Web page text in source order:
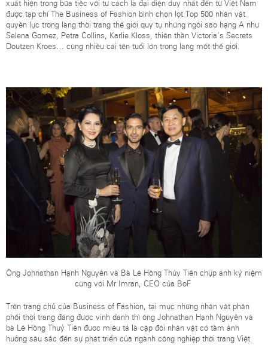
xuất hiện trong bữa tiệc với tư cách là đại diện duy nhất đến từ Việt Nam
được tạp chí The Business of Fashion bình chọn lọt Top 500 nhân vật
quyền lực trong làng thời trang thế giới quy tụ những ngôi sao hạng A như
Selena Gomez, Petra Collins, Karlie Kloss, thiên thần Victoria’s Secrets
Doutzen Kroes… cùng nhiều cái tên tuổi lớn trong làng mốt thế giới.
Ông Johnathan Hạnh Nguyễn và Bà Lê Hồng Thủy Tiên chụp ảnh kỷ niệm
cùng với Mr Imran, CEO của BoF
Trên trang chủ của Business of Fashion, tại mục những nhân vật phân
phối thời trang đáng được vinh danh thì ông Johnathan Hạnh Nguyễn và
bà Lê Hồng Thuỷ Tiên đươc miêu tả là cặp đôi nhân vật có tầm ảnh
hưởng sâu sắc đến sự phát triển của ngành công nghiệp thời trang Việt